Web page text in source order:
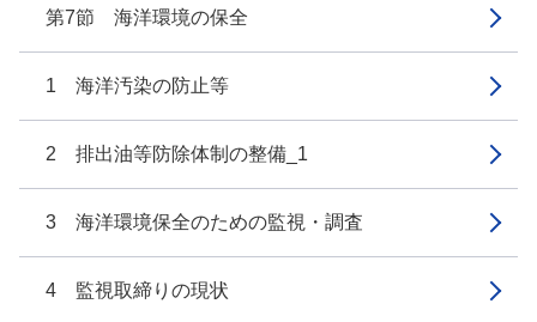
第7節 海洋環境の保全
1 海洋汚染の防止等
2 排出油等防除体制の整備_1
3 海洋環境保全のための監視・調査
4 監視取締りの現状